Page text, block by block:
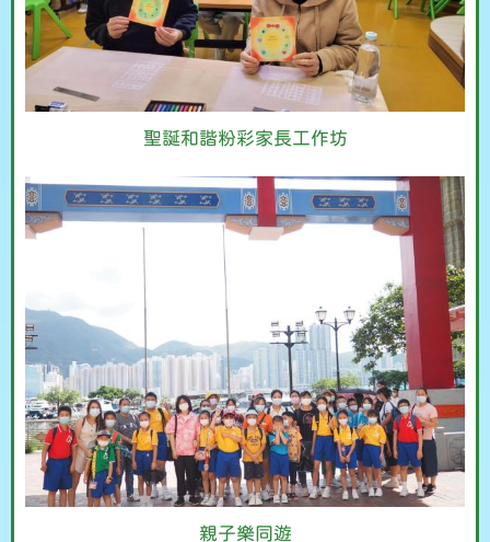
聖誕和諧粉彩家長工作坊
親子樂同遊